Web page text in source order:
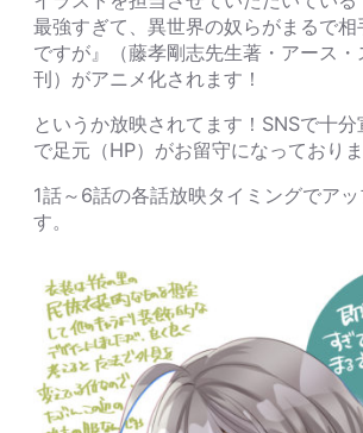
最強すぎて、異世界の奴らがまるで
ですが』（藤孝剛志先生著・アース
刊）がアニメ化されます！
というか放映されてます！SNSで十分
で足元（HP）がお留守になっておりま
1話～6話の各話放映タイミングでア
す。